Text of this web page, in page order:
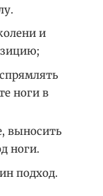
и
ноги в
выносить
ноги.
подход.